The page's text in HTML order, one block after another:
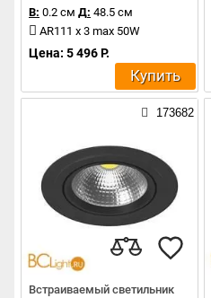
В: 0.2 см Д: 48.5 см
AR111 x 3 max 50W
Цена: 5 496 Р.
Купить
173682
Встраиваемый светильник